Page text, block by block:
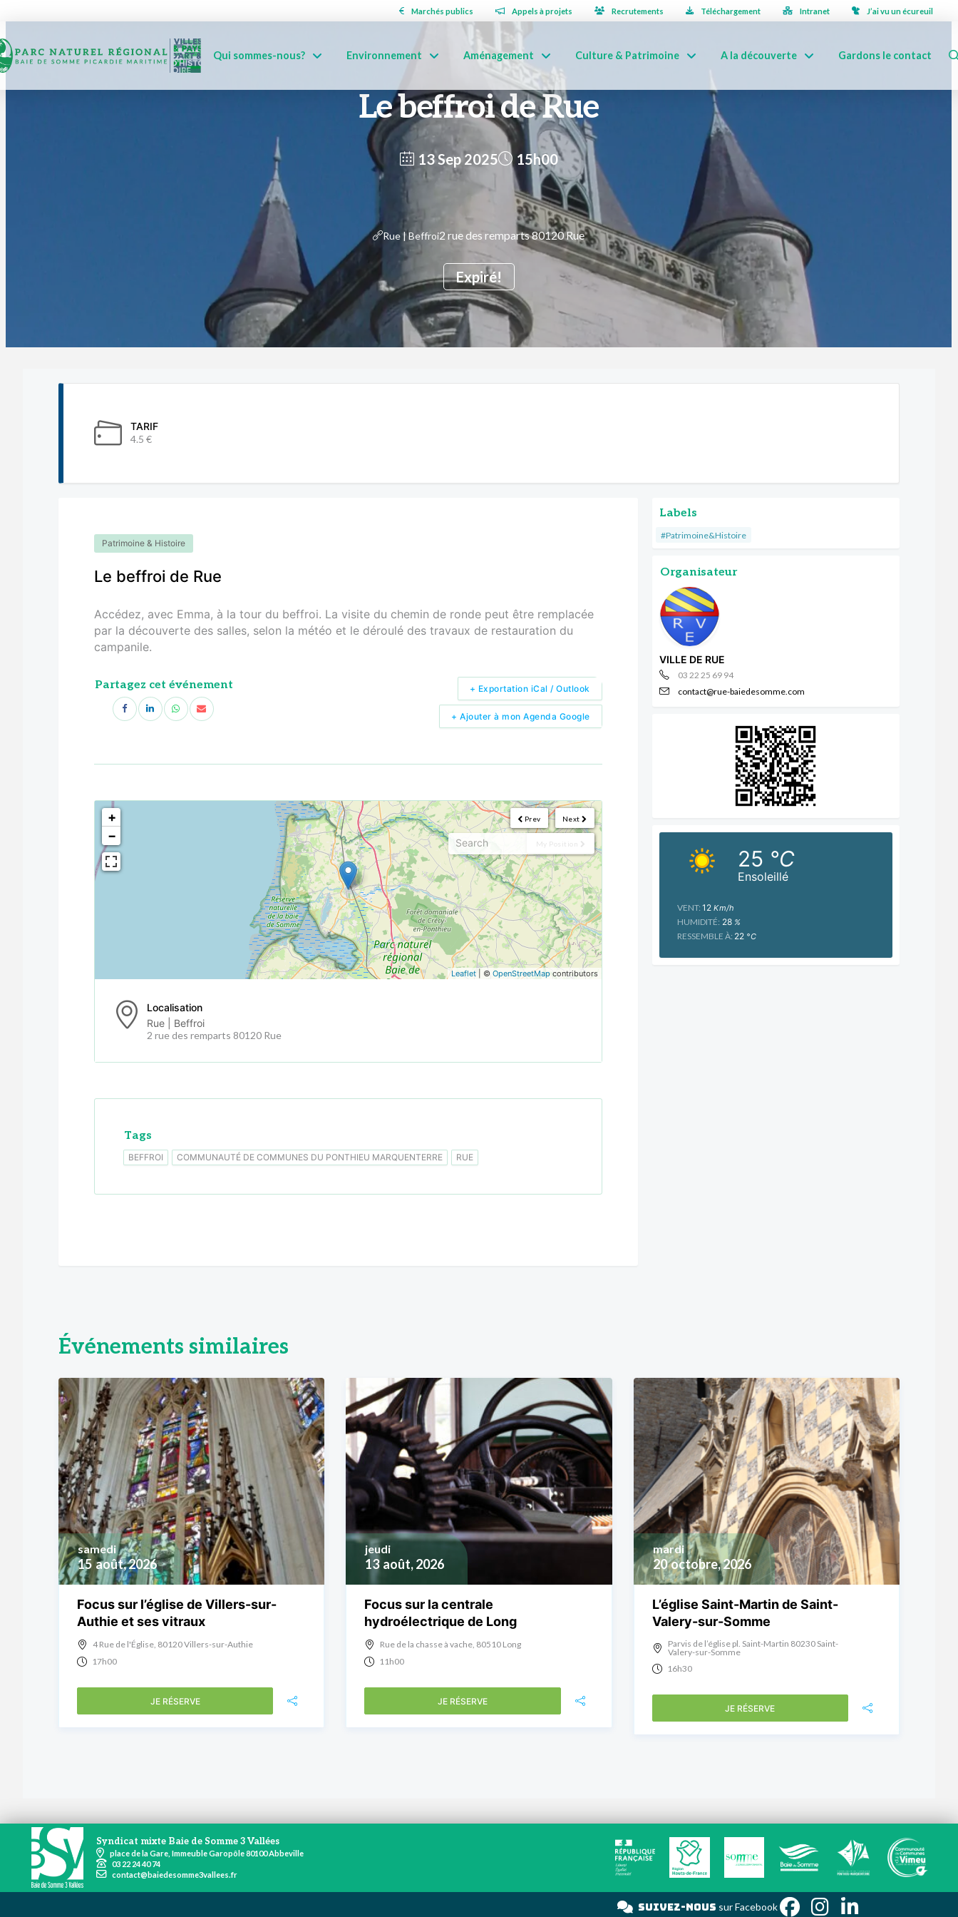
Marchés publics Appels à projets Recrutements Téléchargement Intranet J’ai vu un écureuil
Qui sommes-nous? Environnement Aménagement Culture & Patrimoine A la découverte Gardons le contact
Le beffroi de Rue
13 Sep 2025
Expiré!
15h00
Rue | Beffroi2 rue des remparts 80120 Rue
TARIF
4.5 €
Patrimoine & Histoire
Le beffroi de Rue
Accédez, avec Emma, à la tour du beffroi. La visite du chemin de ronde peut être remplacée
par la découverte des salles, selon la météo et le déroulé des travaux de restauration du
campanile.
Partagez cet événement
+ Ajouter à mon Agenda Google
+ Exportation iCal / Outlook
Next
Prev
My Position
<!---->
+
−
Leaflet| © OpenStreetMapcontributors
Localisation
Rue | Beffroi
2 rue des remparts 80120 Rue
Tags
BEFFROI COMMUNAUTÉ DE COMMUNES DU PONTHIEU MARQUENTERRE RUE
Labels
#Patrimoine&Histoire
Organisateur
VILLE DE RUE
03 22 25 69 94
contact@rue-baiedesomme.com
Ensoleillé
25 °C
VENT: 12Km/h
HUMIDITÉ: 28%
RESSEMBLE À: 22°C
Événements similaires
15 août, 2026
samedi
Focus sur l’église de Villers-sur-
Authie et ses vitraux
4 Rue de l'Église, 80120 Villers-sur-Authie
17h00
JE RÉSERVE
13 août, 2026
jeudi
Focus sur la centrale
hydroélectrique de Long
Rue de la chasse à vache, 80510 Long
11h00
JE RÉSERVE
20 octobre, 2026
mardi
L’église Saint-Martin de Saint-
Valery-sur-Somme
Parvis de l’église pl. Saint-Martin 80230 Saint-
Valery-sur-Somme
16h30
JE RÉSERVE
Syndicat mixte Baie de Somme 3 Vallées
place de la Gare, Immeuble Garopôle 80100 Abbeville
03 22 24 40 74
contact@baiedesomme3vallees.fr
Suivez-noussur Faceb